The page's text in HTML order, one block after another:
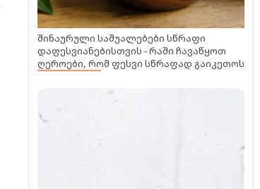
შინაურული საშუალებები სწრაფი
დაფესვიანებისთვის - რაში ჩავაწყოთ
ღეროები, რომ ფესვი სწრაფად გაიკეთოს